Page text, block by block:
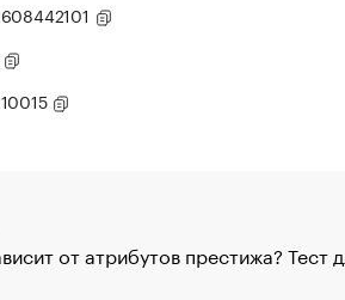
от атрибутов престижа? Тест